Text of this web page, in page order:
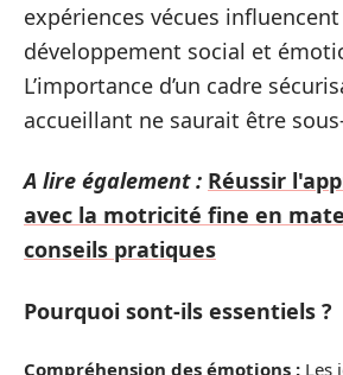
expériences vécues
développement social et
L’importance d’un cadre
accueillant ne saurait être
A lire également : Réussir
avec la motricité fine en
conseils pratiques
Pourquoi sont-ils essentiels ?
Compréhension des émotions : Les